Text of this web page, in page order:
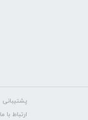
پشتیبانی
ارتباط با ما